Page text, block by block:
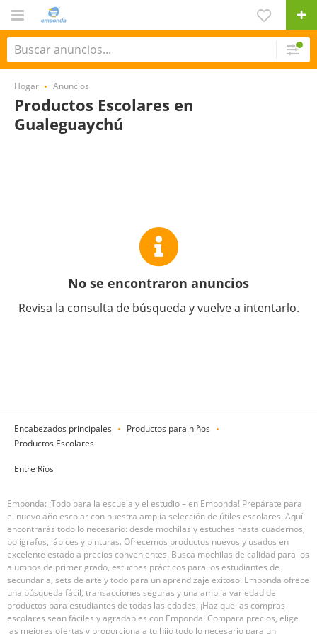
Hogar Anuncios
Productos Escolares en
Gualeguaychú
No se encontraron anuncios
Revisa la consulta de búsqueda y vuelve a intentarlo.
Encabezados principales
Productos para niños
Productos Escolares
Entre Ríos
Emponda: ¡Todo para la escuela y el estudio – en Emponda! Prepárate para
el nuevo año escolar con nuestra amplia selección de útiles escolares. Aquí
encontrarás todo lo necesario: desde mochilas y estuches hasta cuadernos,
bolígrafos, lápices y pinturas. Ofrecemos productos nuevos y usados en
excelente estado a precios convenientes. Busca mochilas de calidad para los
alumnos de primer grado, estuches prácticos para los estudiantes de
secundaria, sets de arte y todo para un aprendizaje exitoso. Emponda ofrece
una búsqueda fácil, transacciones seguras y una amplia variedad de
productos para estudiantes de todas las edades. ¡Haz que las compras
escolares sean fáciles y agradables con Emponda! Compara precios, elige
las mejores ofertas y proporciona a tu hijo todo lo necesario para un